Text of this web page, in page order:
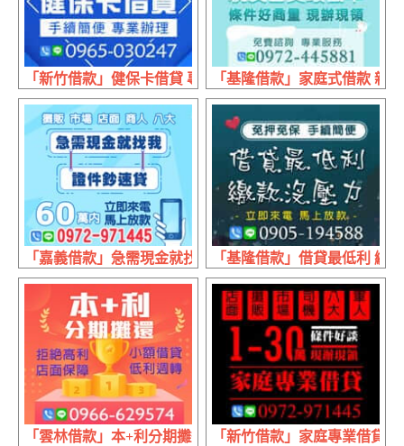
「新竹借款」健保卡借貸 專業辦理 | 20萬內 手續簡便
「基隆借款」家庭式借款 親
「嘉義借款」急需現金就找我 證件超速貸 | 60萬內 來電立
「基隆借款」借貸最低利 繳
「雲林借款」本+利分期攤還 小額借貸 | 低利週轉 店面保障
「新竹借款」家庭專業借貸